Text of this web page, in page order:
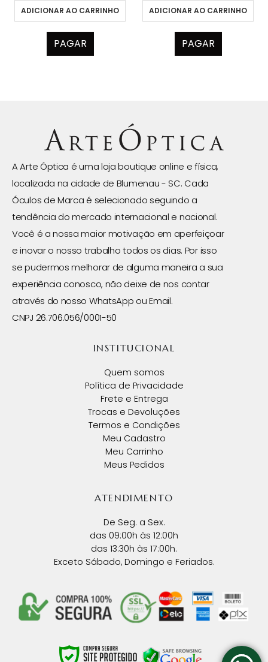
ADICIONAR AO CARRINHO
PAGAR
ADICIONAR AO CARRINHO
PAGAR
A Arte Óptica é uma loja boutique online e física,
localizada na cidade de Blumenau - SC. Cada
Óculos de Marca é selecionado seguindo a
tendência do mercado internacional e nacional.
Você é a nossa maior motivação em aperfeiçoar
e inovar o nosso trabalho todos os dias. Por isso
se pudermos melhorar de alguma maneira a sua
experiência conosco, não deixe de nos contar
através do nosso WhatsApp ou Email.
CNPJ 26.706.056/0001-50
INSTITUCIONAL
Quem somos
Política de Privacidade
Frete e Entrega
Trocas e Devoluções
Termos e Condições
Meu Cadastro
Meu Carrinho
Meus Pedidos
ATENDIMENTO
De Seg. a Sex.
das 09:00h às 12:00h
das 13:30h às 17:00h.
Exceto Sábado, Domingo e Feriados.